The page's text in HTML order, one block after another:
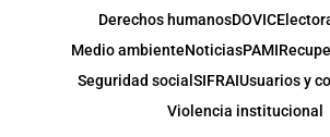
Derechos humanosDOVIC
Medio ambienteNoticiasPAMI
Seguridad social SIFRAIUsuarios y
Violencia institucional